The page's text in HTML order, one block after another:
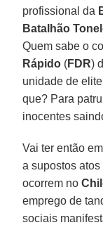
profissional da
Batalhão
Quem sabe o
Rápido (FDR)
unidade de
que? Para
inocentes
Vai ter então
a supostos
ocorrem no
emprego de
sociais